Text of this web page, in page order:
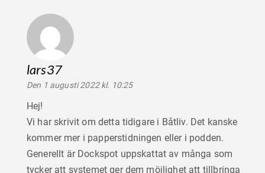
lars37säger:
Den 1 augusti 2022 kl. 10:25
Hej!
Vi har skrivit om detta tidigare i Båtliv. Det kanske
kommer mer i papperstidningen eller i podden.
Generellt är Dockspot uppskattat av många som
tycker att systemet ger dem möjlighet att tillbringa